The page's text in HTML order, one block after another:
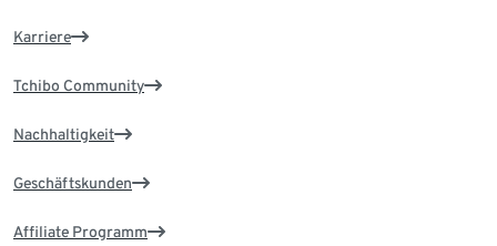
Karriere
Tchibo Community
Nachhaltigkeit
Geschäftskunden
Affiliate Programm